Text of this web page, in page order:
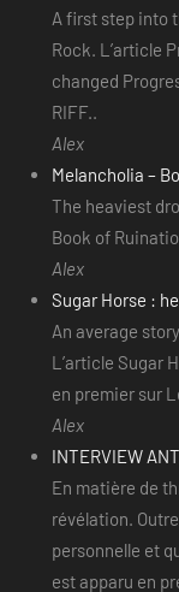
A first step into
Rock. L’article
changed
RIFF..
Alex
Melancholia –
The heaviest
Book of
Alex
Sugar Horse :
An average
L’article Sugar
en premier sur
Alex
INTERVIEW
En matière de
révélation.
personnelle et
est apparu en